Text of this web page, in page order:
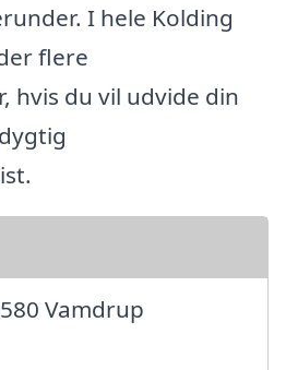
I hele Kolding
flere
hvis du vil udvide din
Vamdrup